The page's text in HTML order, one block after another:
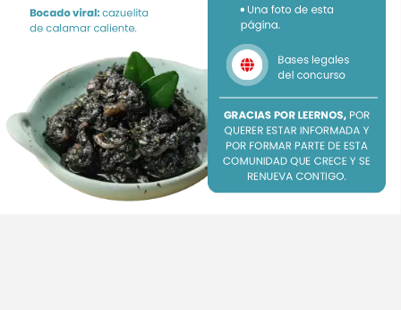
Una foto de esta
página.
Bases legales
del concurso
GRACIASPORLEERNOS, POR
QUERER ESTAR INFORMADA Y
POR FORMAR PARTE DE ESTA
COMUNIDADQUE CRECE Y SE
RENUEVA CONTIGO.
Bocadoviral:cazuelita
de calamar caliente.